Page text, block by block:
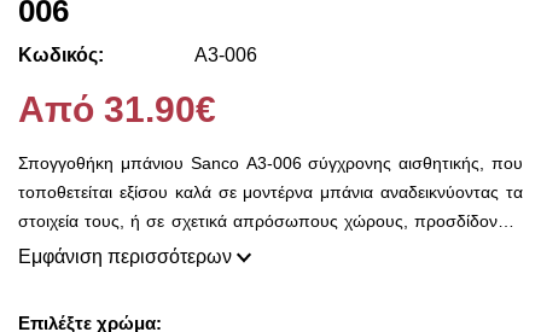
006
Κωδικός: Α3-006
Από 31.90€
Σπογγοθήκη μπάνιου Sanco Α3-006 σύγχρονης αισθητικής, που
τοποθετείται εξίσου καλά σε μοντέρνα μπάνια αναδεικνύοντας τα
στοιχεία τους, ή σε σχετικά απρόσωπους χώρους, προσδίδοντάς
τους ύφος και χαρακτήρα.. Τοποθετείται στη μπανιέρα ή στη
Εμφάνιση περισσότερων
Επιλέξτε χρώμα: